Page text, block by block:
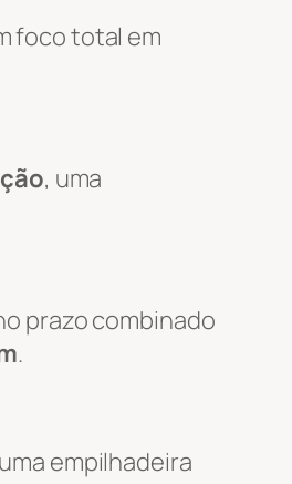
foco total em
, uma
prazo combinado
.
empilhadeira